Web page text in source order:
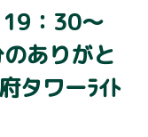
：30～
ありがと
ワーﾗｲﾄ